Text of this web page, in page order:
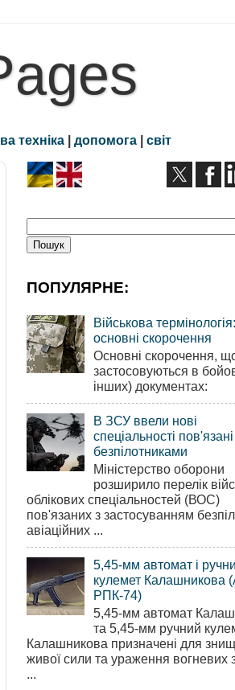
техніка | допомога | світ
ПОПУЛЯРНЕ:
Військова термінологія:
основні скорочення
Основні скорочення,
застосовуються в
інших) документах:
В ЗСУ ввели нові
спеціальності пов'язані
безпілотниками
Міністерство оборони
розширило перелік
облікових спеціальностей (ВОС)
пов'язаних з застосуванням
авіаційних ...
5,45-мм автомат і
кулемет Калашникова
РПК-74)
5,45-мм автомат
та 5,45-мм ручний
Калашникова призначені для
живої сили та ураження вогневих
...